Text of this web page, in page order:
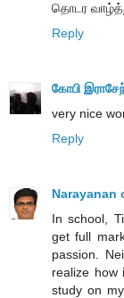
தொடர
Reply
கோபி
very nice
Reply
Narayanan
In school,
get full
passion.
realize
study on